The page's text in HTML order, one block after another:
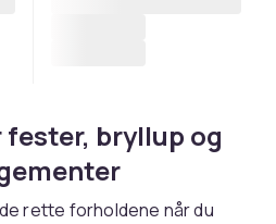
bryllup og
rette forholdene når du